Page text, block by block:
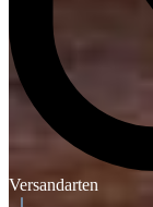
Versandarten